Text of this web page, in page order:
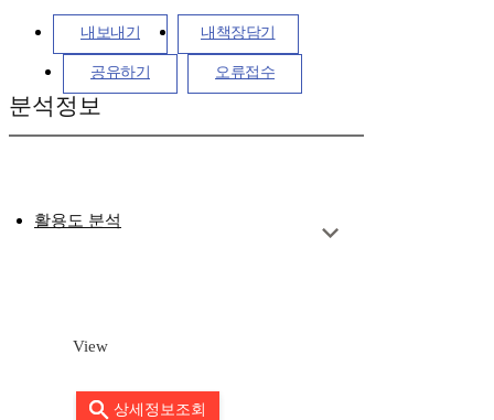
내보내기 내책장담기
공유하기 오류접수
분석정보
활용도 분석
View
상세정보조회